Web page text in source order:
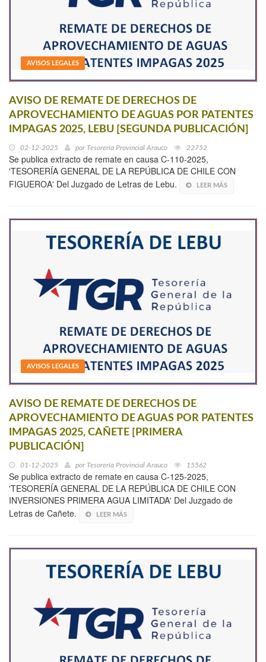
AVISOS LEGALES
AVISO DE REMATE DE DERECHOS DE
APROVECHAMIENTO DE AGUAS POR PATENTES
IMPAGAS 2025, LEBU [SEGUNDA PUBLICACIÓN]
02-12-2025 por Tesorería Provincial Arauco 22752
Se publica extracto de remate en causa C-110-2025,
'TESORERÍA GENERAL DE LA REPÚBLICA DE CHILE CON
FIGUEROA' Del Juzgado de Letras de Lebu.
LEER MÁS
AVISOS LEGALES
AVISO DE REMATE DE DERECHOS DE
APROVECHAMIENTO DE AGUAS POR PATENTES
IMPAGAS 2025, CAÑETE [PRIMERA
PUBLICACIÓN]
01-12-2025 por Tesorería Provincial Arauco 15562
Se publica extracto de remate en causa C-125-2025,
'TESORERÍA GENERAL DE LA REPÚBLICA DE CHILE CON
INVERSIONES PRIMERA AGUA LIMITADA' Del Juzgado de
Letras de Cañete.
LEER MÁS